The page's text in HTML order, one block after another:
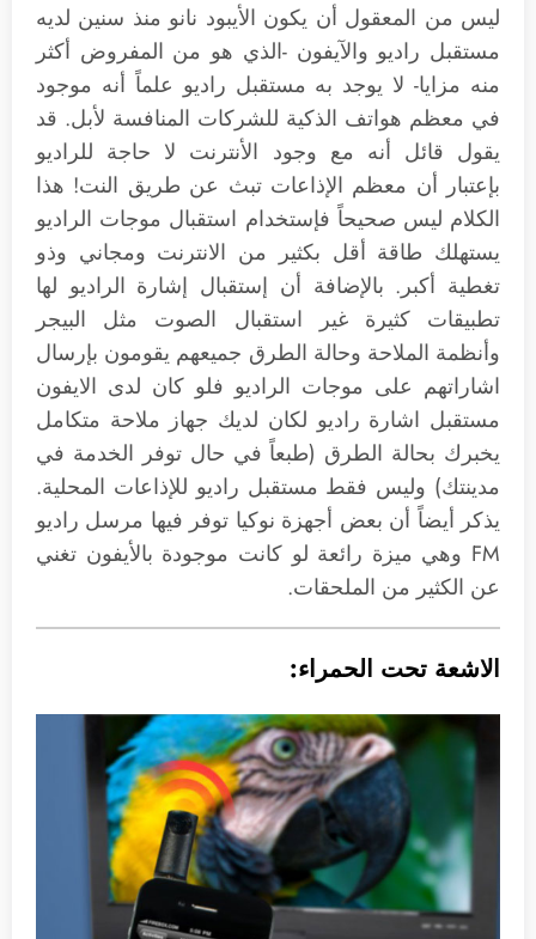
ليس من المعقول أن يكون الأيبود نانو منذ سنين لديه
مستقبل راديو والآيفون -الذي هو من المفروض أكثر
منه مزايا- لا يوجد به مستقبل راديو علماً أنه موجود
في معظم هواتف الذكية للشركات المنافسة لأبل. قد
يقول قائل أنه مع وجود الأنترنت لا حاجة للراديو
بإعتبار أن معظم الإذاعات تبث عن طريق النت! هذا
الكلام ليس صحيحاً فإستخدام استقبال موجات الراديو
يستهلك طاقة أقل بكثير من الانترنت ومجاني وذو
تغطية أكبر. بالإضافة أن إستقبال إشارة الراديو لها
تطبيقات كثيرة غير استقبال الصوت مثل البيجر
وأنظمة الملاحة وحالة الطرق جميعهم يقومون بإرسال
اشاراتهم على موجات الراديو فلو كان لدى الايفون
مستقبل اشارة راديو لكان لديك جهاز ملاحة متكامل
يخبرك بحالة الطرق (طبعاً في حال توفر الخدمة في
مدينتك) وليس فقط مستقبل راديو للإذاعات المحلية.
يذكر أيضاً أن بعض أجهزة نوكيا توفر فيها مرسل راديو
FM وهي ميزة رائعة لو كانت موجودة بالأيفون تغني
عن الكثير من الملحقات.
الاشعة تحت الحمراء: